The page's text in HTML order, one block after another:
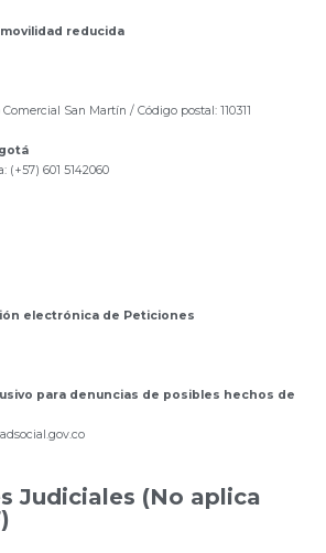
reducida
San Martín / Código postal: 110311
601 5142060
electrónica de Peticiones
para denuncias de posibles hechos de
Judiciales (No aplica